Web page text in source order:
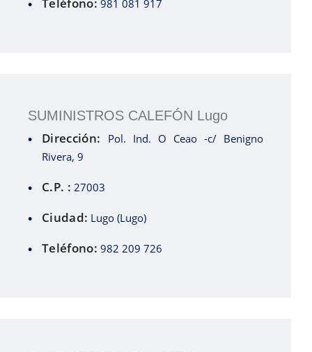
981 081 917
SUMINISTROS CALEFÓN Lugo
Dirección: Pol. Ind. O Ceao -c/ Benigno
Rivera, 9
C.P. : 27003
Ciudad: Lugo (Lugo)
Teléfono: 982 209 726